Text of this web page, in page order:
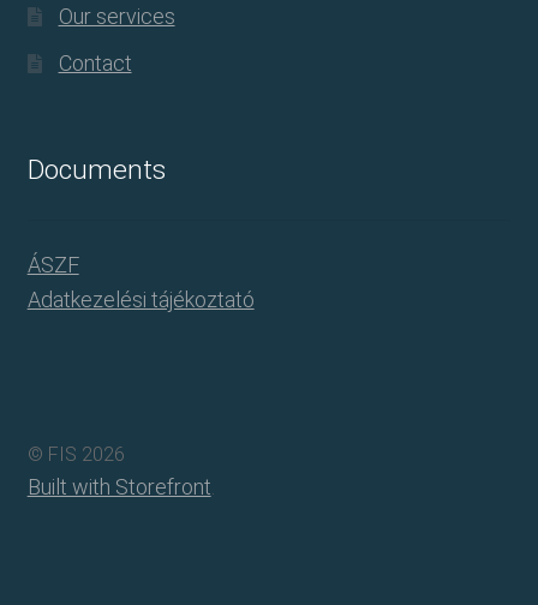
Our services
Contact
Documents
ÁSZF
Adatkezelési tájékoztató
© FIS 2026
Built with Storefront